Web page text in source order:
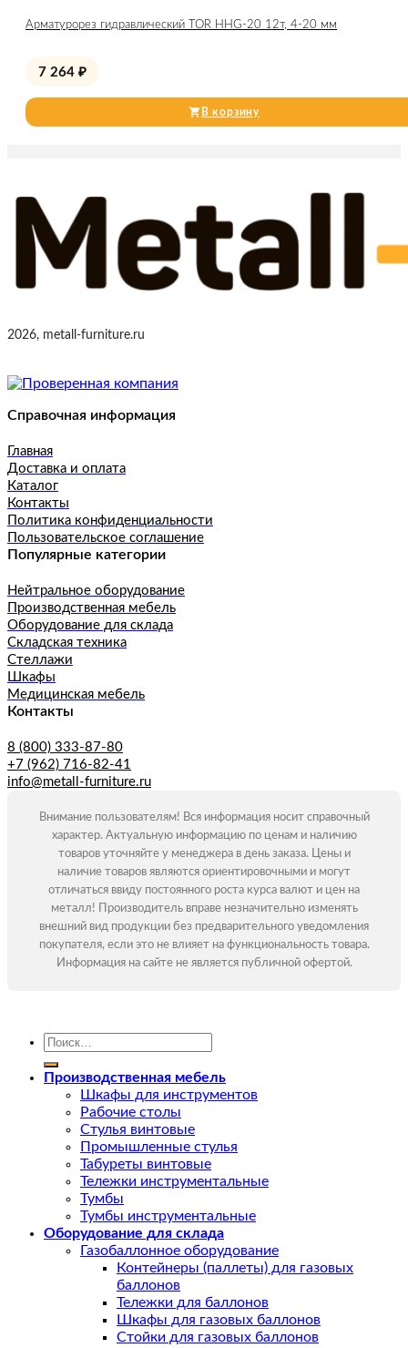
Арматурорез гидравлический TOR HHG-20 12т, 4-20 мм
7 264 ₽
В корзину
2026, metall-furniture.ru
Справочная информация
Главная
Доставка и оплата
Каталог
Контакты
Политика конфиденциальности
Пользовательское соглашение
Популярные категории
Нейтральное оборудование
Производственная мебель
Оборудование для склада
Складская техника
Стеллажи
Шкафы
Медицинская мебель
Контакты
8 (800) 333-87-80
+7 (962) 716-82-41
info@metall-furniture.ru
Внимание пользователям! Вся информация носит справочный
характер. Актуальную информацию по ценам и наличию
товаров уточняйте у менеджера в день заказа. Цены и
наличие товаров являются ориентировочными и могут
отличаться ввиду постоянного роста курса валют и цен на
металл! Производитель вправе незначительно изменять
внешний вид продукции без предварительного уведомления
покупателя, если это не влияет на функциональность товара.
Информация на сайте не является публичной офертой.
Искать:
Производственная мебель
Шкафы для инструментов
Рабочие столы
Стулья винтовые
Промышленные стулья
Табуреты винтовые
Тележки инструментальные
Тумбы
Тумбы инструментальные
Оборудование для склада
Газобаллонное оборудование
Контейнеры (паллеты) для газовых
баллонов
Тележки для баллонов
Шкафы для газовых баллонов
Стойки для газовых баллонов